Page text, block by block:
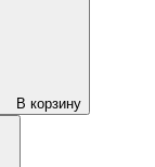
В корзину